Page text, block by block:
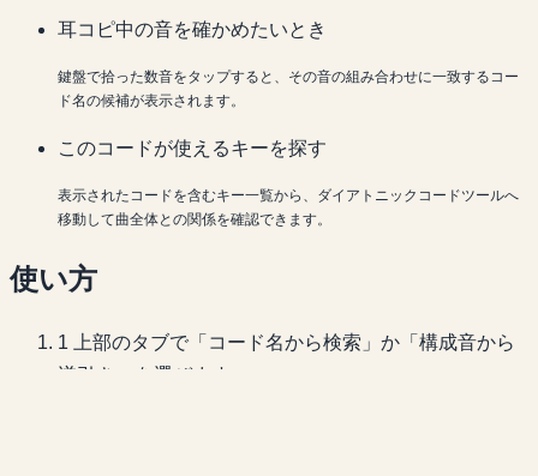
耳コピ中の音を確かめたいとき
鍵盤で拾った数音をタップすると、その音の組み合わせに一致するコー
ド名の候補が表示されます。
このコードが使えるキーを探す
表示されたコードを含むキー一覧から、ダイアトニックコードツールへ
移動して曲全体との関係を確認できます。
使い方
1 上部のタブで「コード名から検索」か「構成音から
逆引き」を選びます。